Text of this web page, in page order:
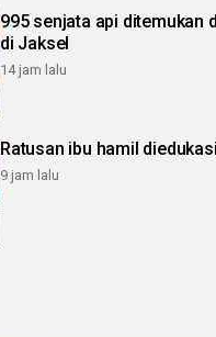
995 senjata api ditemukan
di Jaksel
14 jam lalu
Ratusan ibu hamil
9 jam lalu